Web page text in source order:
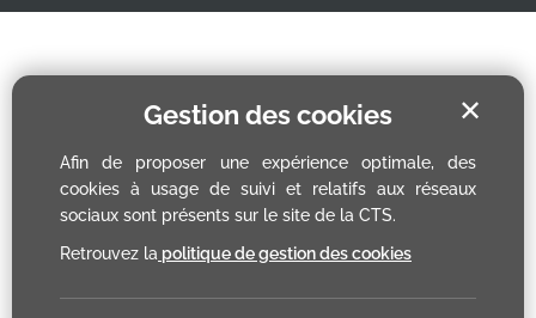
Gestion des cookies
Afin de proposer une expérience optimale, des
cookies à usage de suivi et relatifs aux réseaux
sociaux sont présents sur le site de la CTS.
Retrouvez la politique de gestion des cookies
✕